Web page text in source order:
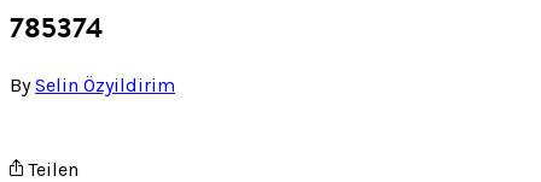
785374
BySelin Özyildirim
Teilen